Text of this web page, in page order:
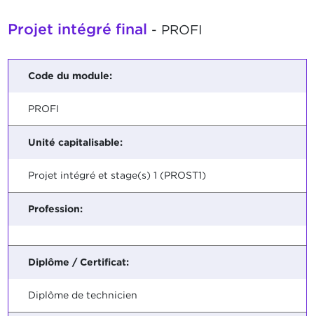
Projet intégré final - PROFI
Code du module:
PROFI
Unité capitalisable:
Projet intégré et stage(s) 1 (PROST1)
Profession:
Diplôme / Certificat:
Diplôme de technicien